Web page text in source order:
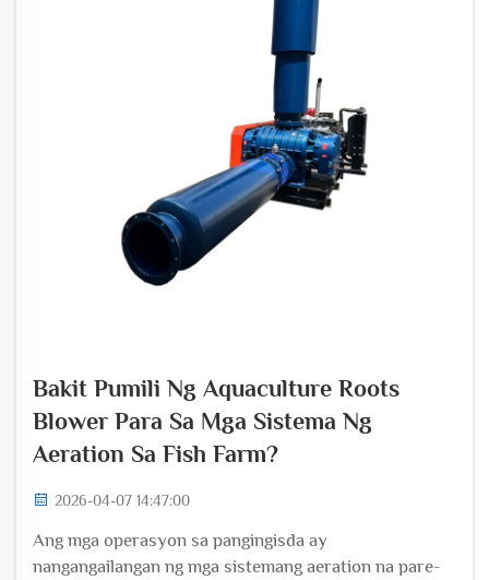
Bakit Pumili Ng Aquaculture Roots
Blower Para Sa Mga Sistema Ng
Aeration Sa Fish Farm?
2026-04-07 14:47:00
Ang mga operasyon sa pangingisda ay
nangangailangan ng mga sistemang aeration na pare-